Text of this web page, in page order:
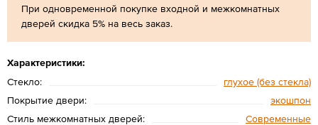
При одновременной покупке входной и межкомнатных
дверей скидка 5% на весь заказ.
Характеристики:
Стекло:
глухое (без стекла)
Покрытие двери:
экошпон
Стиль межкомнатных дверей:
Современные